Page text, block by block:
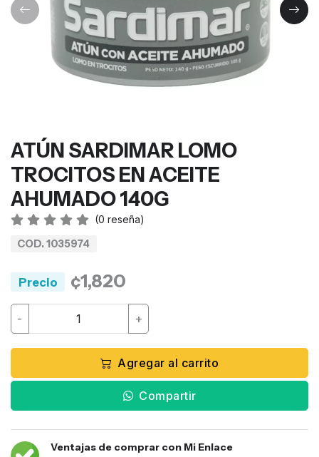
ATÚN SARDIMAR LOMO
TROCITOS EN ACEITE
AHUMADO 140G
(0 reseña)
COD. 1035974
Precio ¢1,820
- +
Agregar al carrito
Compartir
Ventajas de comprar con Mi Enlace